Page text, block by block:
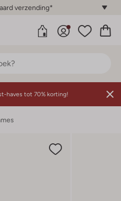
verzending*
haves tot 70% korting!